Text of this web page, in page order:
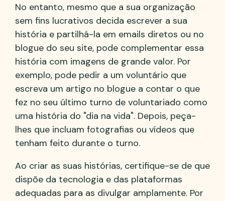
No entanto, mesmo que a sua organização
sem fins lucrativos decida escrever a sua
história e partilhá-la em emails diretos ou no
blogue do seu site, pode complementar essa
história com imagens de grande valor. Por
exemplo, pode pedir a um voluntário que
escreva um artigo no blogue a contar o que
fez no seu último turno de voluntariado como
uma história do "dia na vida". Depois, peça-
lhes que incluam fotografias ou vídeos que
tenham feito durante o turno.
Ao criar as suas histórias, certifique-se de que
dispõe da tecnologia e das plataformas
adequadas para as divulgar amplamente. Por